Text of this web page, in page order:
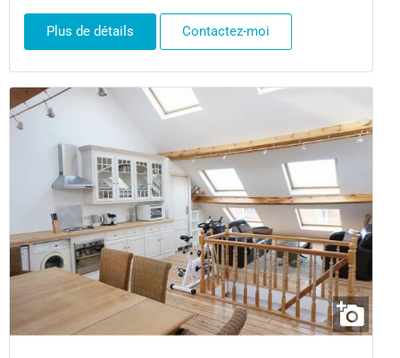
Plus de détails Contactez-moi